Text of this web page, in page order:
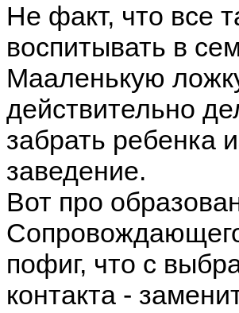
Не факт, что все
воспитывать в
Мааленькую
действительно
забрать ребенка
заведение.
Вот про
пофиг, что с
контакта -